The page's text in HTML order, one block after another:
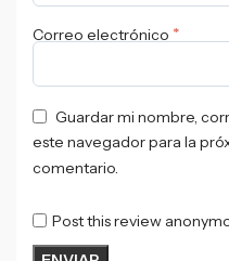
Correo electrónico *
Guardar mi nombre,
este navegador para la
comentario.
Post this review